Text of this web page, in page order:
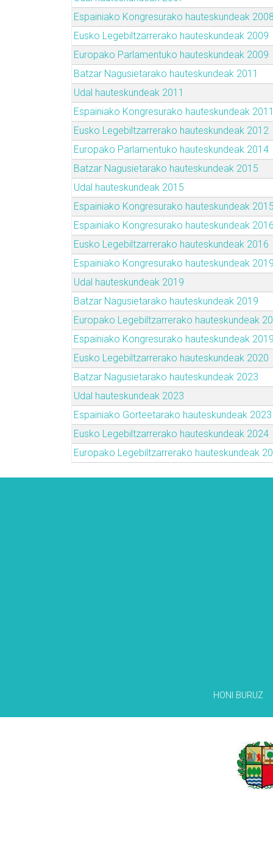
Espainiako Kongresurako hauteskundeak 2008
Eusko Legebiltzarrerako hauteskundeak 2009
Europako Parlamentuko hauteskundeak 2009
Batzar Nagusietarako hauteskundeak 2011
Udal hauteskundeak 2011
Espainiako Kongresurako hauteskundeak 2011
Eusko Legebiltzarrerako hauteskundeak 2012
Europako Parlamentuko hauteskundeak 2014
Batzar Nagusietarako hauteskundeak 2015
Udal hauteskundeak 2015
Espainiako Kongresurako hauteskundeak 2015
Espainiako Kongresurako hauteskundeak 2016
Eusko Legebiltzarrerako hauteskundeak 2016
Espainiako Kongresurako hauteskundeak 2019
Udal hauteskundeak 2019
Batzar Nagusietarako hauteskundeak 2019
Europako Legebiltzarrerako hauteskundeak
Espainiako Kongresurako hauteskundeak 2019
Eusko Legebiltzarrerako hauteskundeak 2020
Batzar Nagusietarako hauteskundeak 2023
Udal hauteskundeak 2023
Espainiako Gorteetarako hauteskundeak 2023
Eusko Legebiltzarrerako hauteskundeak 2024
Europako Legebiltzarrerako hauteskundeak
HONI BURUZ